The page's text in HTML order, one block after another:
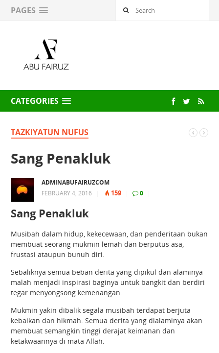
PAGES
CATEGORIES
TAZKIYATUN NUFUS
Sang Penakluk
ADMINABUFAIRUZCOM
FEBRUARY 4, 2016
159 0
Sang Penakluk
Musibah dalam hidup, kekecewaan, dan penderitaan bukan
membuat seorang mukmin lemah dan berputus asa,
frustasi ataupun bunuh diri.
Sebaliknya semua beban derita yang dipikul dan alaminya
malah menjadi inspirasi baginya untuk bangkit dan berdiri
tegar menyongsong kemenangan.
Mukmin yakin dibalik segala musibah terdapat berjuta
kebaikan dan hikmah. Semua derita yang dialaminya akan
membuat semangkin tinggi derajat keimanan dan
ketakwaannya di mata Allah.